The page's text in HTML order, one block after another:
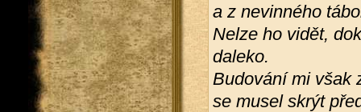
a z nevinného
Nelze ho vidět,
daleko.
Budování mi však
se musel skrýt